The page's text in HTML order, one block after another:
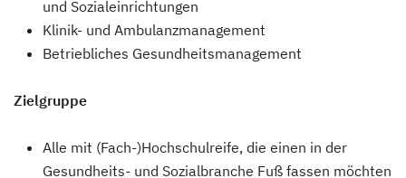
und Sozialeinrichtungen
Klinik- und Ambulanzmanagement
Betriebliches Gesundheitsmanagement
Zielgruppe
Alle mit (Fach-)Hochschulreife, die einen in der
Gesundheits- und Sozialbranche Fuß fassen möchten